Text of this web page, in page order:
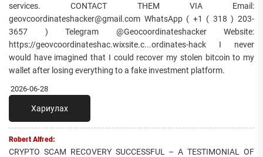
services. CONTACT THEM VIA Email:
geovcoordinateshacker@gmail.com WhatsApp ( +1 ( 318 ) 203-
3657 ) Telegram @Geocoordinateshacker Website:
https://geovcoordinateshac.wixsite.c...ordinates-hack I never
would have imagined that I could recover my stolen bitcoin to my
wallet after losing everything to a fake investment platform.
2026-06-28
Хариулах
Robert Alfred:
CRYPTO SCAM RECOVERY SUCCESSFUL – A TESTIMONIAL OF